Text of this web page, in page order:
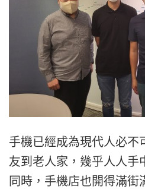
手機已經成為現代人必不
友到老人家，幾乎人人手
同時，手機店也開得滿街